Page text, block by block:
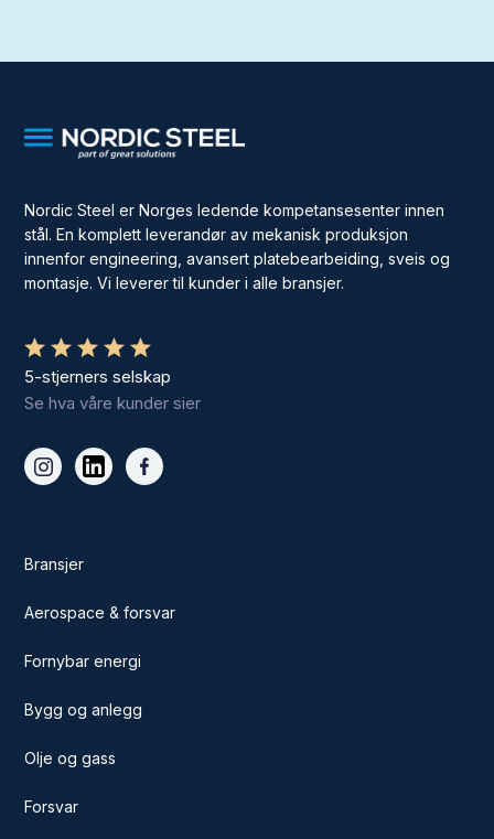
Nordic Steel er Norges ledende kompetansesenter innen
stål. En komplett leverandør av mekanisk produksjon
innenfor engineering, avansert platebearbeiding, sveis og
montasje. Vi leverer til kunder i alle bransjer.
5-stjerners selskap
Se hva våre kunder sier
Bransjer
Aerospace & forsvar
Fornybar energi
Bygg og anlegg
Olje og gass
Forsvar